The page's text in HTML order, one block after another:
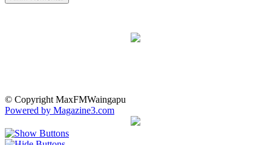
© Copyright MaxFMWaingapu
Powered by Magazine3.com